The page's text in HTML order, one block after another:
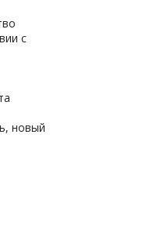
с
новый